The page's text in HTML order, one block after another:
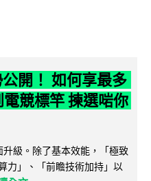
開！ 如何享最多
競標竿 揀選啱你
級。除了基本效能，「極致
力」、「前瞻技術加持」以